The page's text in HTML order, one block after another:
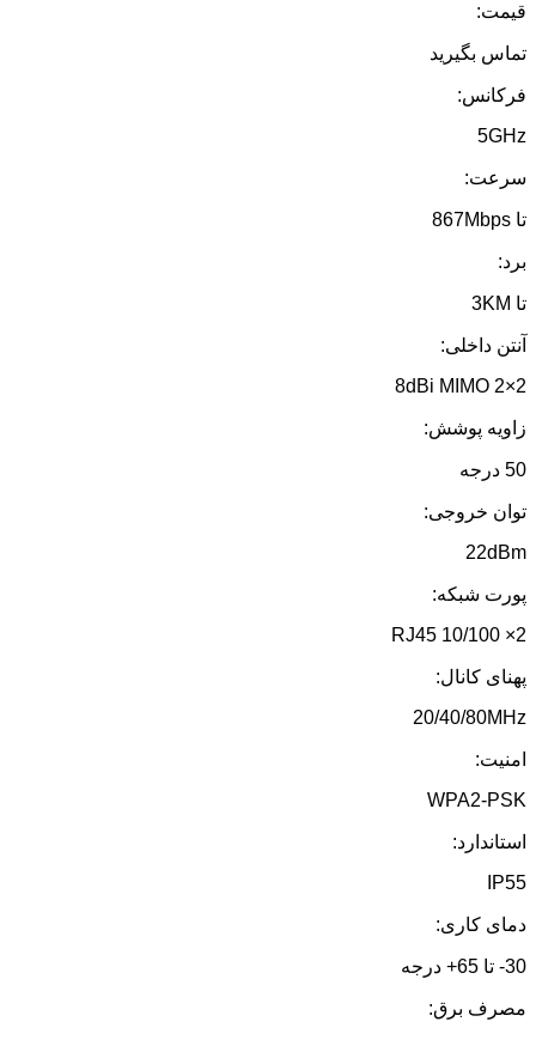
قیمت:
تماس بگیرید
فرکانس:
5GHz
سرعت:
تا 867Mbps
برد:
تا 3KM
آنتن داخلی:
8dBi MIMO 2×2
زاویه پوشش:
50 درجه
توان خروجی:
22dBm
پورت شبکه:
2× 10/100 RJ45
پهنای کانال:
20/40/80MHz
امنیت:
WPA2-PSK
استاندارد:
IP55
دمای کاری:
30- تا 65+ درجه
مصرف برق: